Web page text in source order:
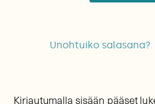
Unohtuiko salasana?
Kirjautumalla sisään pääset